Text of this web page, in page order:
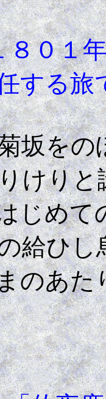
０１年
する旅
坂をの
けりと
じめて
給ひし
のあた